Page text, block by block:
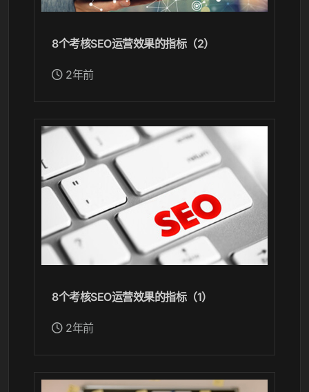
8个考核SEO运营效果的指标（2）
2年前
8个考核SEO运营效果的指标（1）
2年前